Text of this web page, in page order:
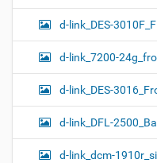
d-link_DES-
d-link_7200-
d-link_DES-
d-link_DFL-
d-link_dcm-